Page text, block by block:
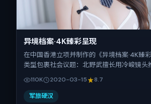
异境档案·4K臻彩呈现
在中国香港立项并制作的《异境档案·4K臻
类型包裹社会议题：北野武擅长用冷峻镜头
间：2020-03-15；片长136分钟；适合关注
片结构的观众。
110K 2020-03-15 8.7
军旅硬汉